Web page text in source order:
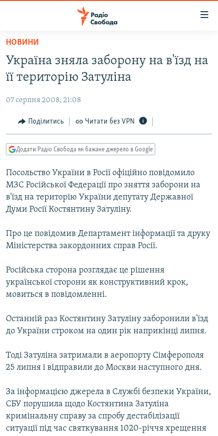
Перейти
основного
матеріалу
Перейти
до
навігації
Перейти
до
РАДІО СВОБОДА – 70 РОКІВ
ВСЕ ЗА ДОБУ
СТАТТІ
ПОЛІТИКА
ЕКОНОМІКА
КУЛЬТУРА
СПОРТ
СВІТ
ВІЙНА
РОСІЙСЬКА «ФІЛЬТРАЦІЯ»
КРИМ.РЕАЛІЇ
ТИ ЯК?
СХЕМИ
ПРИАЗОВ’Я
МУЛЬТИМЕДІА
СПЕЦПРОЄКТИ
ПОДКАСТИ
КРИМ РЕАЛІЇ
РУС
УКР
КТАТ
ДОЛУЧАЙСЯ!
НОВИНИ
Україна зняла заборону на в'їзд на
її територію Затуліна
07 серпня 2008, 21:08
Поділитись Читати без VPN
Додати Радіо Свобода як бажане джерело в Google
Посольство України в Росії офіційно повідомило
МЗС Російської Федерації про зняття заборони на
в'їзд на територію України депутату Державної
Думи Росії Костянтину Затуліну.
Про це повідомив Департамент інформації та друку
Міністерства закордонних справ Росії.
Російська сторона розглядає це рішення
української сторони як конструктивний крок,
мовиться в повідомленні.
Останній раз Костянтину Затуліну заборонили в'їзд
до України строком на один рік наприкінці липня.
Тоді Затуліна затримали в аеропорту Сімферополя
25 липня і відправили до Москви наступного дня.
За інформацією джерела в Службі безпеки України,
СБУ порушила щодо Костянтина Затуліна
кримінальну справу за спробу дестабілізації
ситуації під час святкування 1020-річчя хрещення